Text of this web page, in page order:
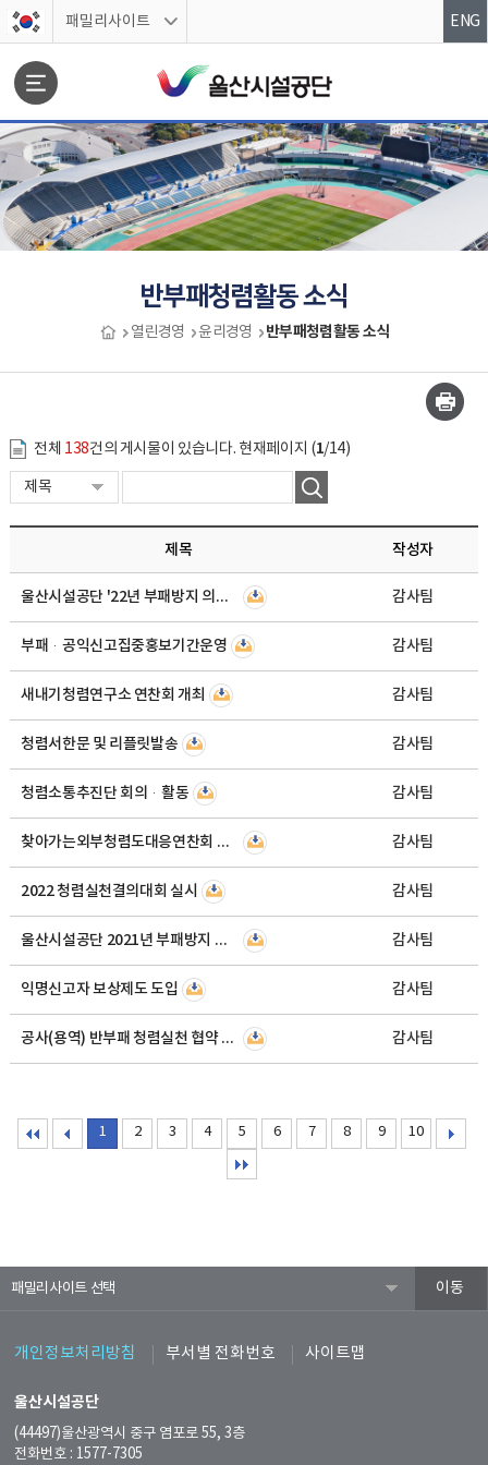
스킵네비게이션
패밀리사이트 ENG
반부패청렴활동 소식
열린경영 윤리경영 반부패청렴활동 소식
반부패청렴활동 소식 시작
전체 138건의 게시물이 있습니다. 현재페이지 (1/14)
제목 작성자
울산시설공단 '22년 부패방지 의무교육 이수 현황 감사팀
부패·공익신고집중홍보기간운영 감사팀
새내기청렴연구소 연찬회 개최 감사팀
청렴서한문 및 리플릿발송 감사팀
청렴소통추진단 회의·활동 감사팀
찾아가는외부청렴도대응연찬회 개최 감사팀
2022 청렴실천결의대회 실시 감사팀
울산시설공단 2021년 부패방지 의무교육 실적 공개 감사팀
익명신고자 보상제도 도입 감사팀
공사(용역) 반부패 청렴실천 협약 추진계획 감사팀
1 2 3 4 5 6 7 8 9 10
패밀리사이트
개인정보처리방침 부서별 전화번호 사이트맵
울산시설공단
(44497)울산광역시 중구 염포로 55, 3층
전화번호 : 1577-7305